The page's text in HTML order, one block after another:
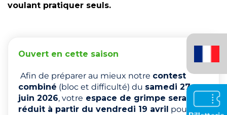
voulant pratiquer seuls.
Ouvert en cette saison
Afin de préparer au mieux notre contest
combiné (bloc et difficulté) du samedi 27
juin 2026, votre espace de grimpe sera
réduit à partir du vendredi 19 avril pour que